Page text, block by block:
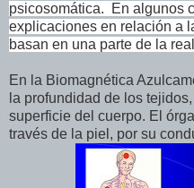
psicosomática. En algunos
explicaciones en relación a
basan en una parte de la
En la Biomagnética
la profundidad de los
superficie del cuerpo. El
través de la piel, por su